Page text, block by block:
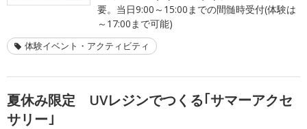
要。当日9:00～15:00までの間髄時受付(体験は
～17:00まで可能)
体験イベント・アクティビティ
夏休み限定 UVレジンでつくる｢サマーアクセ
サリー｣